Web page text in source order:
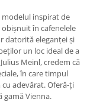
modelul inspirat de
în cafenelele
datorită eleganței și
un loc ideal de a
Meinl, credem că
în care timpul
adevărat. Oferă-ți
gamă Vienna.